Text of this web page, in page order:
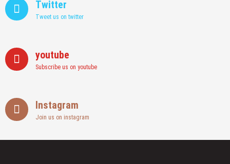
Twitter
Tweet us on twitter
youtube
Subscribe us on youtube
Instagram
Join us on instagram